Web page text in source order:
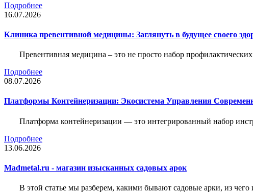
Подробнее
16.07.2026
Клиника превентивной медицины: Заглянуть в будущее своего
Превентивная медицина – это не просто набор
Подробнее
08.07.2026
Платформы Контейнеризации: Экосистема Управления
Платформа контейнеризации — это интегрированный набор
Подробнее
13.06.2026
Madmetal.ru - магазин изысканных садовых арок
В этой статье мы разберем, какими бывают садовые арки, из